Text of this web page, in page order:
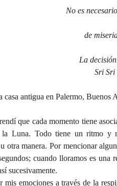
No es
de
La
Sri Sri
casa antigua en Palermo, Buenos
que cada momento tiene
Luna. Todo tiene un ritmo y
otra manera. Por mencionar
cuando lloramos es una
sucesivamente.
mis emociones a través de la